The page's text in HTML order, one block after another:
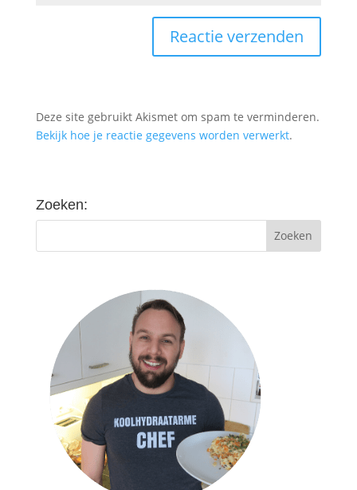
Deze site gebruikt Akismet om spam te verminderen.
Bekijk hoe je reactie gegevens worden verwerkt.
Zoeken: